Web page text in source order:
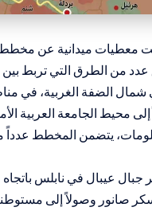
معطيات ميدانية عن مخطط
من الطرق التي تربط بين
شمال الضفة الغربية، في
محيط الجامعة العربية
يتضمن المخطط عدداً
جبال عيبال في نابلس
صانور وصولاً إلى